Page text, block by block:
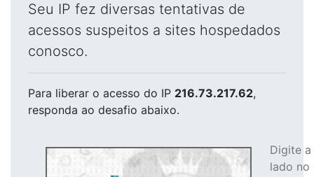
Seu IP fez diversas tentativas de
acessos suspeitos a sites hospedados
conosco.
Para liberar o acesso do IP 216.73.217.62,
responda ao desafio abaixo.
Digite
lado no